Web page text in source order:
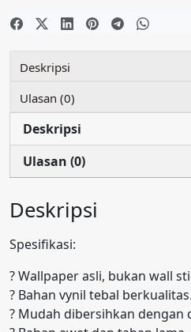
Deskripsi
Ulasan (0)
Deskripsi
Ulasan (0)
Deskripsi
Spesifikasi:
? Wallpaper asli, bukan wall
? Bahan vynil tebal berkualitas.
? Mudah dibersihkan dengan